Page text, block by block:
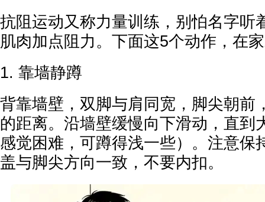
抗阻运动又称力量训练，别怕名字听
肌肉加点阻力。下面这5个动作，在
1. 靠墙静蹲
背靠墙壁，双脚与肩同宽，脚尖朝前
的距离。沿墙壁缓慢向下滑动，直到
感觉困难，可蹲得浅一些）。注意保
盖与脚尖方向一致，不要内扣。